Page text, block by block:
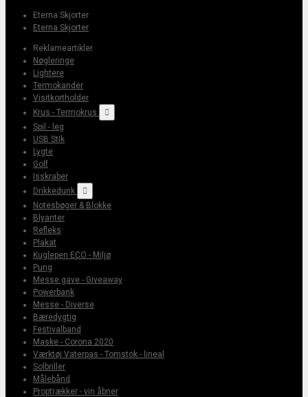
Eterna Skjorter
Eterna Skjorter
Reklameartikler
Nøgleringe
Lightere
Termokander
Visitkortholder
Krus - Termokrus

Spil - leg
USB StIk
Lygte
Golf
Isskraber
Drikkedunk

Notesbøger & Blokke
Blyanter
Refleks
Plakat
Kuglepen ECO - Miljø
Pung
Messe gave - Giveaway
Powerbank
Messe - Diverse
Bæredygtig
Festivalband
Maske - Corona 2020
Værktøj Vaterpas - Tomstok - lineal
Solbriller
Målebånd
Proptrækker - vin åbner